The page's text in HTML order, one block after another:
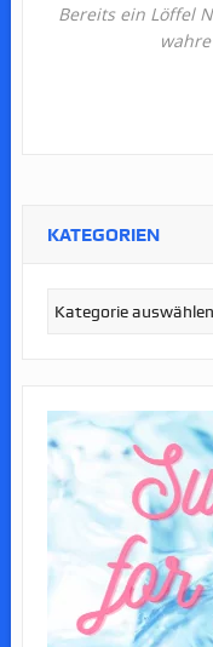
Bereits ein Löffel
KATEGORIEN